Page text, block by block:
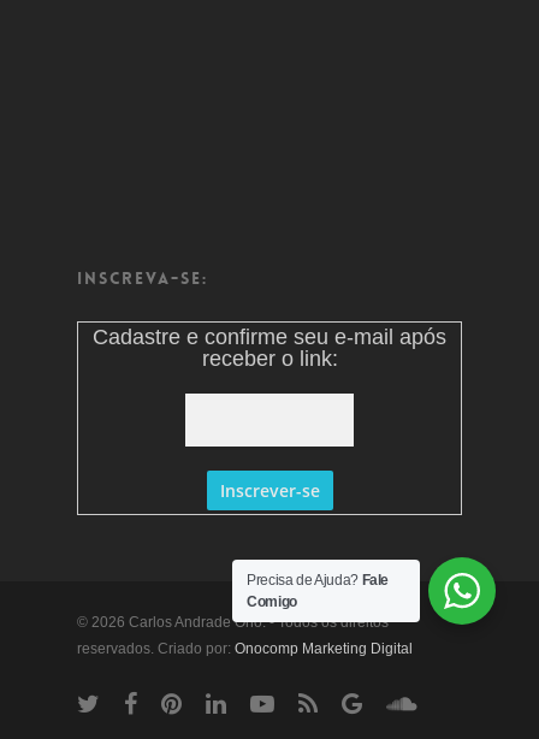
Inscreva-se:
Cadastre e confirme seu e-mail após
receber o link:
© 2026 Carlos Andrade Ono. - Todos os direitos
reservados. Criado por: Onocomp Marketing Digital
Precisa de Ajuda? Fale
Comigo